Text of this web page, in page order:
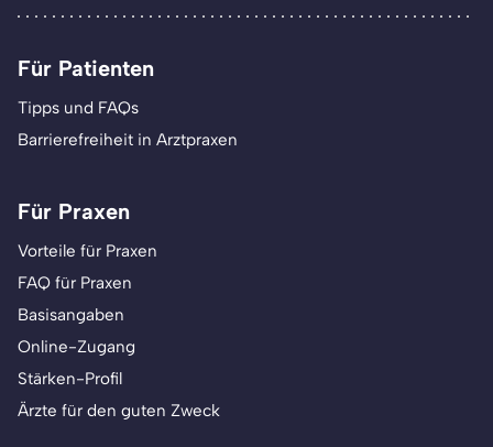
Für Patienten
Tipps und FAQs
Barrierefreiheit in Arztpraxen
Für Praxen
Vorteile für Praxen
FAQ für Praxen
Basisangaben
Online-Zugang
Stärken-Profil
Ärzte für den guten Zweck